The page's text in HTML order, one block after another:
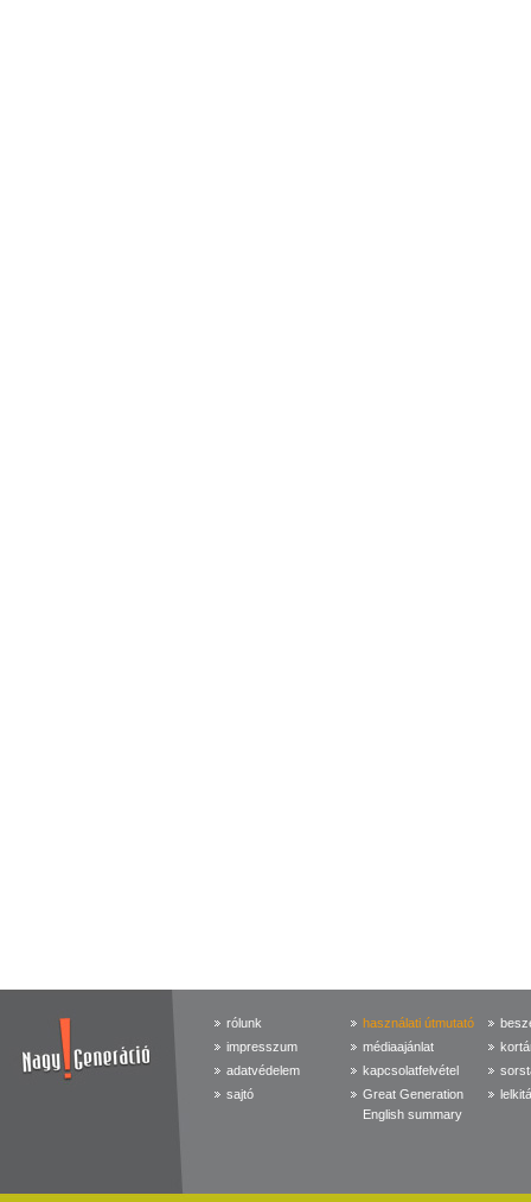
rólunk
impresszum
adatvédelem
sajtó
használati útmutató
médiaajánlat
kapcsolatfelvétel
Great Generation
English summary